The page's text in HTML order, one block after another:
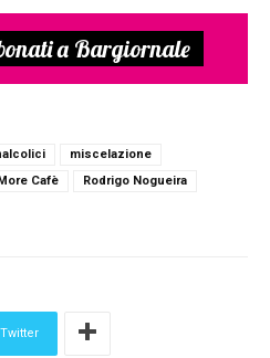
a Bargiornale
miscelazione
Cafè
Rodrigo Nogueira
Twitter